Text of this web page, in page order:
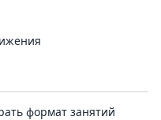
формат занятий